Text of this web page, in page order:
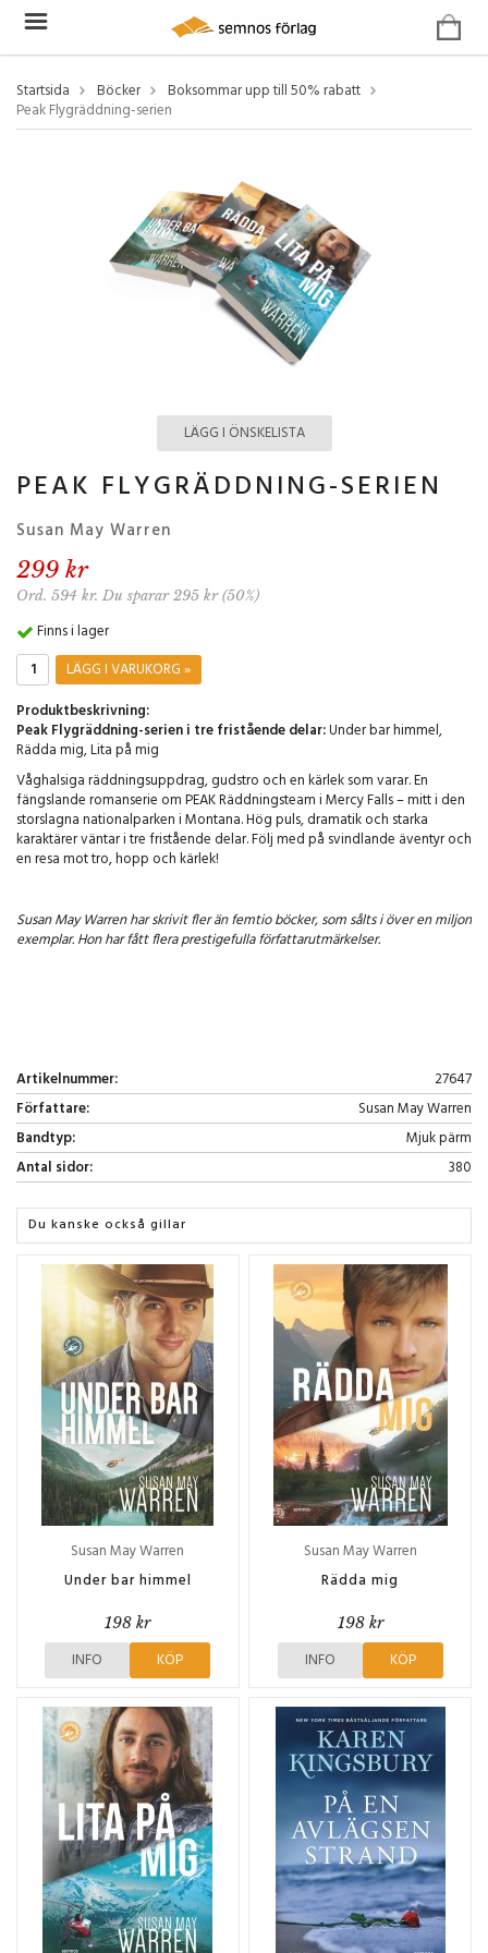
Startsida Böcker
Boksommar upp till 50% rabatt
Peak Flygräddning-serien
LÄGG I ÖNSKELISTA
PEAK FLYGRÄDDNING-SERIEN
Susan May Warren
299 kr
Ord. 594 kr. Du sparar 295 kr (50%)
Finns i lager
LÄGG I VARUKORG »
Produktbeskrivning:
Peak Flygräddning-serien i tre fristående delar:Under bar himmel,
Rädda mig, Lita på mig
Våghalsiga räddningsuppdrag, gudstro och en kärlek som varar. En
fängslande romanserie om PEAK Räddningsteam i Mercy Falls – mitt i den
storslagna nationalparken i Montana. Hög puls, dramatik och starka
karaktärer väntar i tre fristående delar. Följ med på svindlande äventyr och
en resa mot tro, hopp och kärlek!
Susan May Warren har skrivit fler än femtio böcker, som sålts i över en miljon
exemplar. Hon har fått flera prestigefulla författarutmärkelser.
Artikelnummer:
27647
Författare:
Susan May Warren
Bandtyp:
Mjuk pärm
Antal sidor:
380
Du kanske också gillar
Susan May Warren
Under bar himmel
198 kr
INFO KÖP
Susan May Warren
Rädda mig
198 kr
INFO KÖP